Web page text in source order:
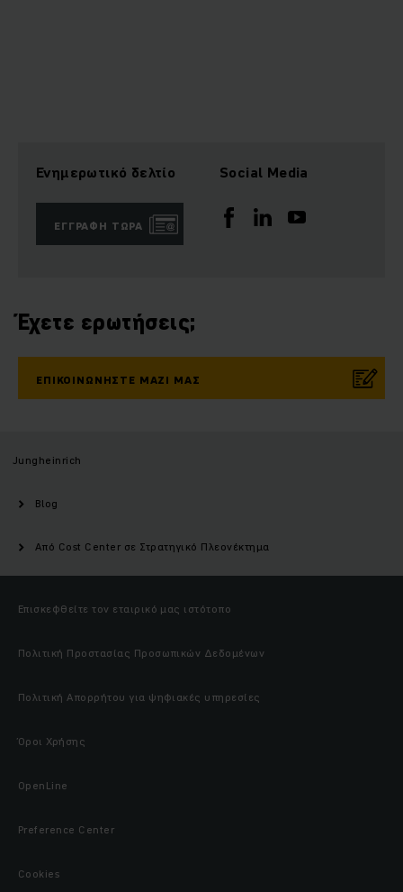
Ενημερωτικό δελτίο
ΕΓΓΡΑΦΉ ΤΏΡΑ
Social Media
Έχετε ερωτήσεις;
ΕΠΙΚΟΙΝΩΝΉΣΤΕ ΜΑΖΊ ΜΑΣ
Jungheinrich
Blog
Από Cost Center σε Στρατηγικό Πλεονέκτημα
Επισκεφθείτε τον εταιρικό μας ιστότοπο
Πολιτική Προστασίας Προσωπικών Δεδομένων
Πολιτική Απορρήτου για ψηφιακές υπηρεσίες
Όροι Χρήσης
OpenLine
Preference Center
Cookies